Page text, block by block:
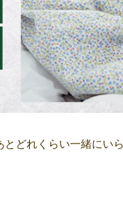
どれくらい一緒にい